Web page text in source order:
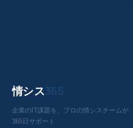
情シス365
企業のIT課題を、プロの情シスチームが
365日サポート